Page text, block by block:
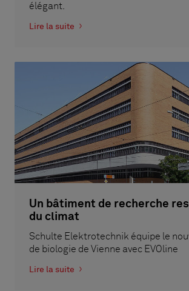
élégant.
Lire la suite
Un bâtiment de recherche
du climat
Schulte Elektrotechnik équipe le
de biologie de Vienne avec EVOline
Lire la suite